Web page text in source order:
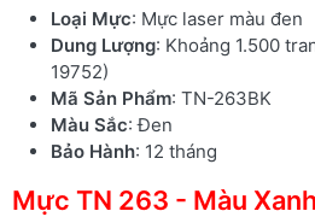
Loại Mực: Mực laser màu đen
Dung Lượng: Khoảng 1.500
19752)
Mã Sản Phẩm: TN-263BK
Màu Sắc: Đen
Bảo Hành: 12 tháng
Mực TN 263 - Màu